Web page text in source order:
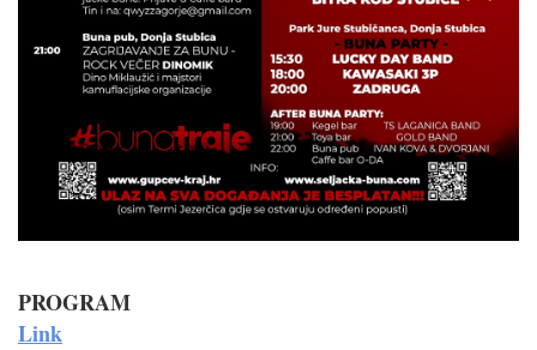
PROGRAM
Link